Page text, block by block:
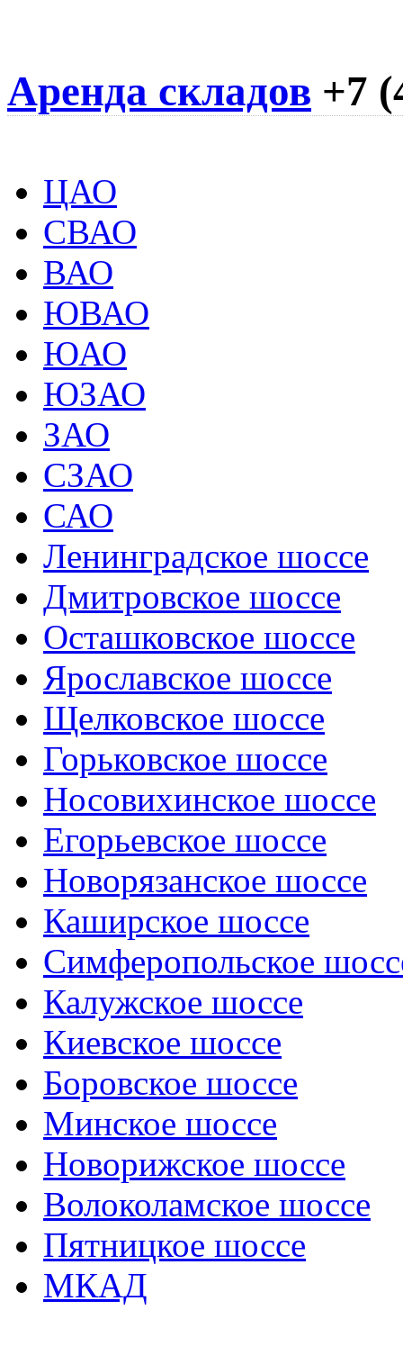
Аренда складов +7
ЦАО
СВАО
ВАО
ЮВАО
ЮАО
ЮЗАО
ЗАО
СЗАО
САО
Ленинградское шоссе
Дмитровское шоссе
Осташковское шоссе
Ярославское шоссе
Щелковское шоссе
Горьковское шоссе
Носовихинское шоссе
Егорьевское шоссе
Новорязанское шоссе
Каширское шоссе
Симферопольское
Калужское шоссе
Киевское шоссе
Боровское шоссе
Минское шоссе
Новорижское шоссе
Волоколамское шоссе
Пятницкое шоссе
МКАД